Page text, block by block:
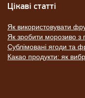
Цікаві статті
Як використовувати
Як зробити морозиво з
Сублімовані ягоди та
Какао продукти: як